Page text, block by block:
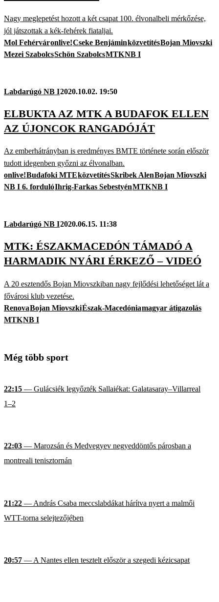
Nagy meglepetést hozott a két csapat 100. élvonalbeli mérkőzése,
jól játszottak a kék-fehérek fiataljai.
Mol Fehérváronlive!Cseke BenjáminközvetítésBojan Miovszki
Mezei SzabolcsSchön SzabolcsMTKNB I
Labdarúgó NB I2020.10.02. 19:50
ELBUKTA AZ MTK A BUDAFOK ELLEN
AZ ÚJONCOK RANGADÓJÁT
Az emberhátrányban is eredményes BMTE története során először
tudott idegenben győzni az élvonalban.
onlive!Budafoki MTEközvetítésSkribek AlenBojan Miovszki
NB I 6. fordulóIhrig-Farkas SebestyénMTKNB I
Labdarúgó NB I2020.06.15. 11:38
MTK: ÉSZAKMACEDÓN TÁMADÓ A
HARMADIK NYÁRI ÉRKEZŐ – VIDEÓ
A 20 esztendős Bojan Miovszkiban nagy fejlődési lehetőséget lát a
fővárosi klub vezetése.
RenovaBojan MiovszkiÉszak-Macedóniamagyar átigazolás
MTKNB I
Még több sport
22:15 — Gulácsiék legyőzték Sallaiékat: Galatasaray–Villarreal
1–2
22:03 — Marozsán és Medvegyev negyeddöntős párosban a
montreali tenisztornán
21:22 — András Csaba meccslabdákat hárítva nyert a malmői
WTT-torna selejtezőjében
20:57 — A Nantes ellen tesztelt először a szegedi kézicsapat